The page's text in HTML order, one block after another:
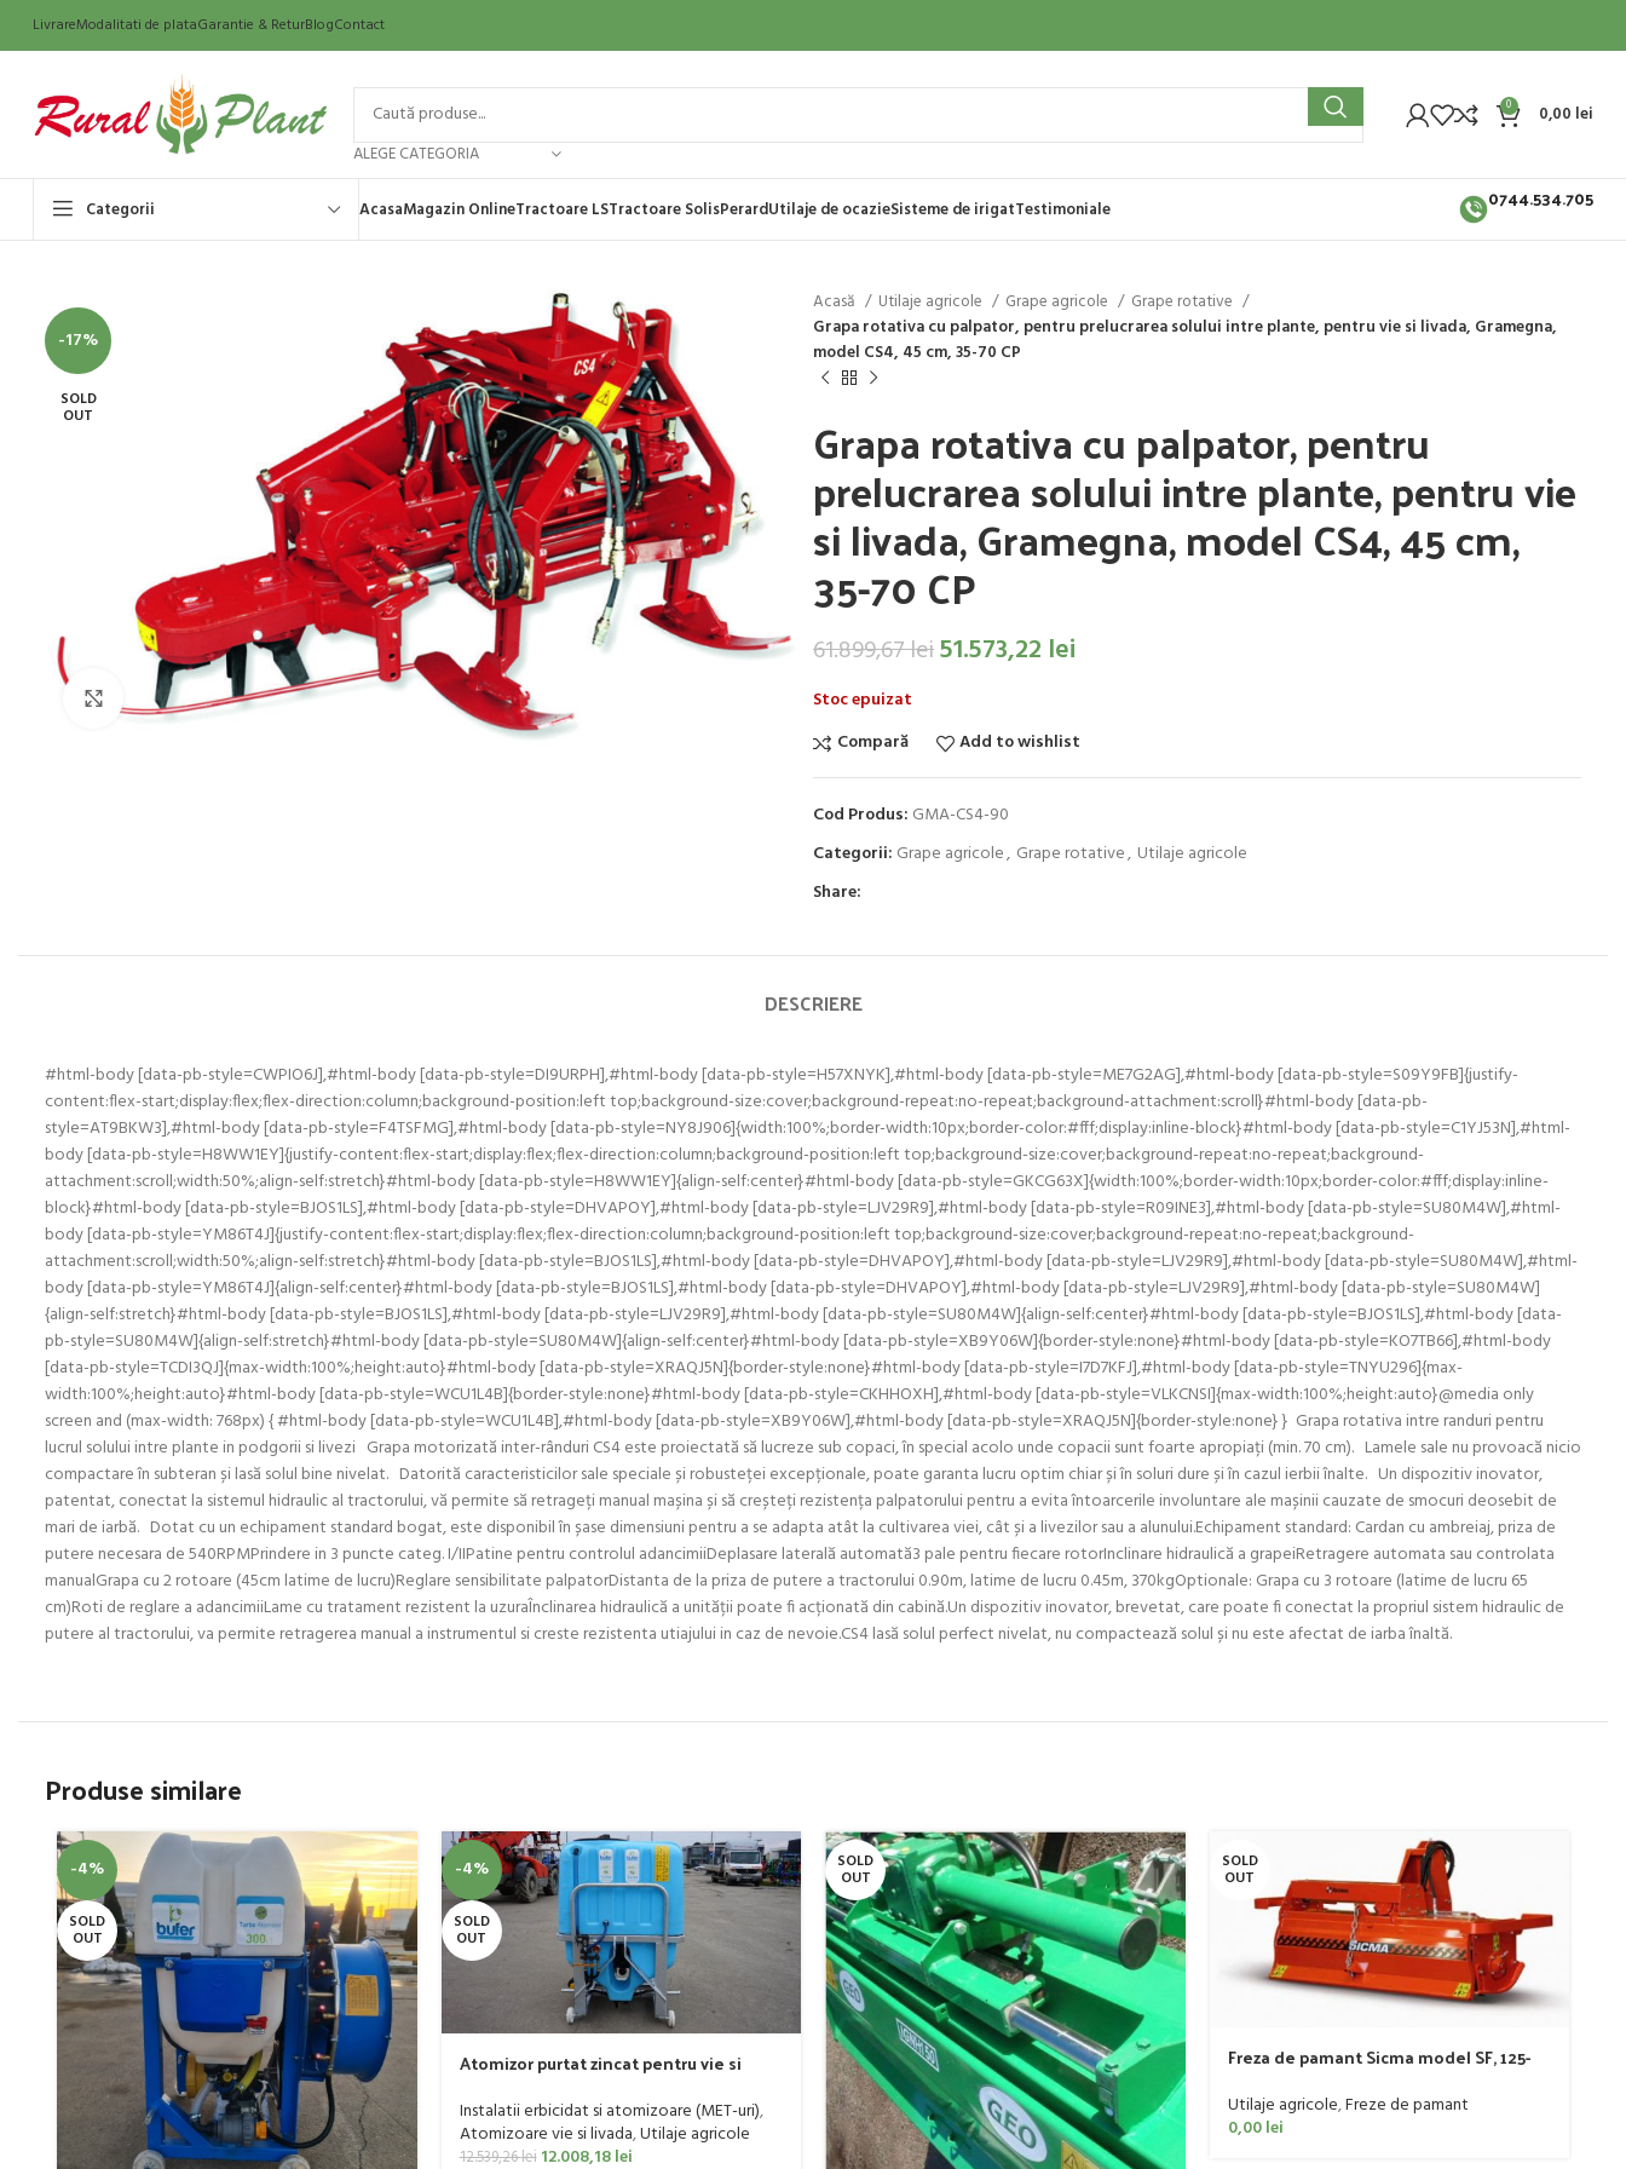
LivrareModalitati de plataGarantie & ReturBlogContact
ALEGE CATEGORIA
0 0,00 lei
Categorii AcasaMagazin OnlineTractoare LSTractoare SolisPerardUtilaje de ocazieSisteme de irigatTestimoniale 0744.534.705
-17%
SOLD
OUT
Click to enlarge
Acasă Utilaje agricole Grape agricole
Grape rotative
Grapa rotativa cu palpator, pentru prelucrarea solului intre plante, pentru vie si livada, Gramegna,
model CS4, 45 cm, 35-70 CP
Grapa rotativa cu palpator, pentru
prelucrarea solului intre plante, pentru vie
si livada, Gramegna, model CS4, 45 cm,
35-70 CP
61.899,67lei51.573,22 lei
Stoc epuizat
Compară
Add to wishlist
Cod Produs: GMA-CS4-90
Categorii: Grape agricole, Grape rotative, Utilaje agricole
Share:
DESCRIERE
#html-body [data-pb-style=CWPIO6J],#html-body [data-pb-style=DI9URPH],#html-body [data-pb-style=H57XNYK],#html-body [data-pb-style=ME7G2AG],#html-body [data-pb-style=S09Y9FB]{justify-
content:flex-start;display:flex;flex-direction:column;background-position:left top;background-size:cover;background-repeat:no-repeat;background-attachment:scroll}#html-body [data-pb-
style=AT9BKW3],#html-body [data-pb-style=F4TSFMG],#html-body [data-pb-style=NY8J906]{width:100%;border-width:10px;border-color:#fff;display:inline-block}#html-body [data-pb-style=C1YJ53N],#html-
body [data-pb-style=H8WW1EY]{justify-content:flex-start;display:flex;flex-direction:column;background-position:left top;background-size:cover;background-repeat:no-repeat;background-
attachment:scroll;width:50%;align-self:stretch}#html-body [data-pb-style=H8WW1EY]{align-self:center}#html-body [data-pb-style=GKCG63X]{width:100%;border-width:10px;border-color:#fff;display:inline-
block}#html-body [data-pb-style=BJOS1LS],#html-body [data-pb-style=DHVAPOY],#html-body [data-pb-style=LJV29R9],#html-body [data-pb-style=R09INE3],#html-body [data-pb-style=SU80M4W],#html-
body [data-pb-style=YM86T4J]{justify-content:flex-start;display:flex;flex-direction:column;background-position:left top;background-size:cover;background-repeat:no-repeat;background-
attachment:scroll;width:50%;align-self:stretch}#html-body [data-pb-style=BJOS1LS],#html-body [data-pb-style=DHVAPOY],#html-body [data-pb-style=LJV29R9],#html-body [data-pb-style=SU80M4W],#html-
body [data-pb-style=YM86T4J]{align-self:center}#html-body [data-pb-style=BJOS1LS],#html-body [data-pb-style=DHVAPOY],#html-body [data-pb-style=LJV29R9],#html-body [data-pb-style=SU80M4W]
{align-self:stretch}#html-body [data-pb-style=BJOS1LS],#html-body [data-pb-style=LJV29R9],#html-body [data-pb-style=SU80M4W]{align-self:center}#html-body [data-pb-style=BJOS1LS],#html-body [data-
pb-style=SU80M4W]{align-self:stretch}#html-body [data-pb-style=SU80M4W]{align-self:center}#html-body [data-pb-style=XB9Y06W]{border-style:none}#html-body [data-pb-style=KO7TB66],#html-body
[data-pb-style=TCDI3QJ]{max-width:100%;height:auto}#html-body [data-pb-style=XRAQJ5N]{border-style:none}#html-body [data-pb-style=I7D7KFJ],#html-body [data-pb-style=TNYU296]{max-
width:100%;height:auto}#html-body [data-pb-style=WCU1L4B]{border-style:none}#html-body [data-pb-style=CKHHOXH],#html-body [data-pb-style=VLKCNSI]{max-width:100%;height:auto}@media only
screen and (max-width: 768px) { #html-body [data-pb-style=WCU1L4B],#html-body [data-pb-style=XB9Y06W],#html-body [data-pb-style=XRAQJ5N]{border-style:none} } Grapa rotativa intre randuri pentru
lucrul solului intre plante in podgorii si livezi Grapa motorizată inter-rânduri CS4 este proiectată să lucreze sub copaci, în special acolo unde copacii sunt foarte apropiați (min. 70 cm). Lamele sale nu provoacă nicio
compactare în subteran și lasă solul bine nivelat. Datorită caracteristicilor sale speciale și robusteței excepționale, poate garanta lucru optim chiar și în soluri dure și în cazul ierbii înalte. Un dispozitiv inovator,
patentat, conectat la sistemul hidraulic al tractorului, vă permite să retrageți manual mașina și să creșteți rezistența palpatorului pentru a evita întoarcerile involuntare ale mașinii cauzate de smocuri deosebit de
mari de iarbă. Dotat cu un echipament standard bogat, este disponibil în șase dimensiuni pentru a se adapta atât la cultivarea viei, cât și a livezilor sau a alunului.Echipament standard: Cardan cu ambreiaj, priza de
putere necesara de 540RPMPrindere in 3 puncte categ. I/IIPatine pentru controlul adancimiiDeplasare laterală automată3 pale pentru fiecare rotorInclinare hidraulică a grapeiRetragere automata sau controlata
manualGrapa cu 2 rotoare (45cm latime de lucru)Reglare sensibilitate palpatorDistanta de la priza de putere a tractorului 0.90m, latime de lucru 0.45m, 370kgOptionale: Grapa cu 3 rotoare (latime de lucru 65
cm)Roti de reglare a adancimiiLame cu tratament rezistent la uzuraÎnclinarea hidraulică a unității poate fi acționată din cabină.Un dispozitiv inovator, brevetat, care poate fi conectat la propriul sistem hidraulic de
putere al tractorului, va permite retragerea manual a instrumentul si creste rezistenta utiajului in caz de nevoie.CS4 lasă solul perfect nivelat, nu compactează solul și nu este afectat de iarba înaltă.
Produse similare
-4%
SOLD
OUT
-4%
SOLD
OUT
Atomizor purtat zincat pentru vie si
Instalatii erbicidat si atomizoare (MET-uri),
Atomizoare vie si livada,Utilaje agricole
12.539,26lei 12.008,18lei
SOLD
OUT
SOLD
OUT
Freza de pamant Sicma model SF, 125-
Utilaje agricole,Freze de pamant
0,00lei